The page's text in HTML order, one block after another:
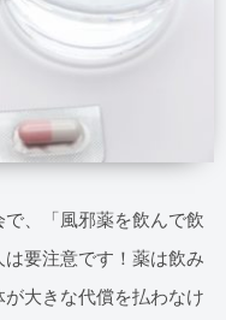
、「風邪薬を飲んで飲
要注意です！薬は飲み
大きな代償を払わなけ